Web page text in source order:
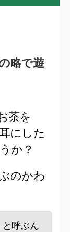
略で遊
茶を
にした
か？
のかわ
呼ぶん